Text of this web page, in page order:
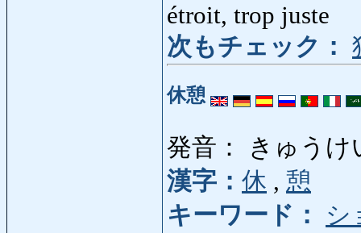
étroit, trop juste
次もチェック：
休憩
発音： きゅうけ
漢字： 休 , 憩
キーワード：
シ